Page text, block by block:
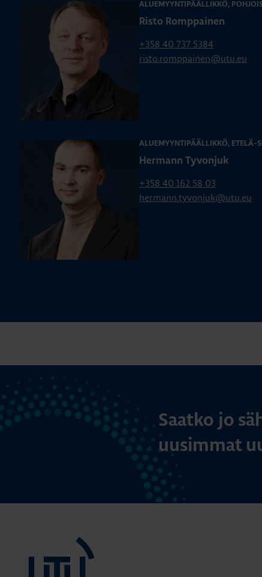
ALUEMYYNTIPÄÄLLIKKÖ,
Risto Romppainen
+358 40 737 5384
risto.romppainen@utu.eu
ALUEMYYNTIPÄÄLLIKKÖ, ETELÄ-
Hermann Tyvonjuk
+358 40 162 58 03
hermann.tyvonjuk@utu.eu
Saatko jo
uusimmat